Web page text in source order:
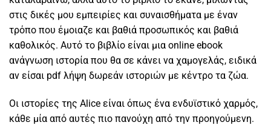
στις δικές μου εμπειρίες και συναισθήματα με έναν
τρόπο που έμοιαζε και βαθιά προσωπικός και βαθιά
καθολικός. Αυτό το βιβλίο είναι μια online ebook
ανάγνωση ιστορία που θα σε κάνει να χαμογελάς, ειδικά
αν είσαι pdf λήψη δωρεάν ιστοριών με κέντρο τα ζώα.
Οι ιστορίες της Alice είναι όπως ένα ενδυϊστικό χαρμός,
κάθε μία από αυτές πιο πανούχη από την προηγούμενη.